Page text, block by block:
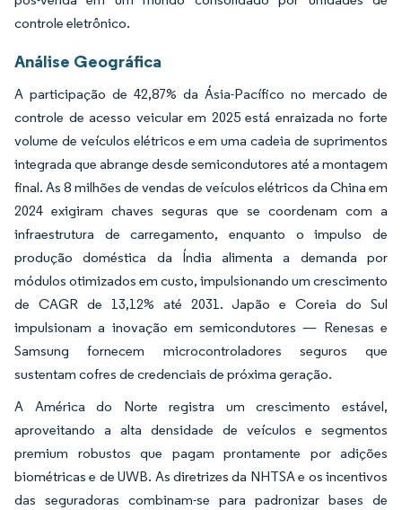
controle eletrônico.
Análise Geográfica
A participação de 42,87% da Ásia-Pacífico no mercado de
controle de acesso veicular em 2025 está enraizada no forte
volume de veículos elétricos e em uma cadeia de suprimentos
integrada que abrange desde semicondutores até a montagem
final. As 8 milhões de vendas de veículos elétricos da China em
2024 exigiram chaves seguras que se coordenam com a
infraestrutura de carregamento, enquanto o impulso de
produção doméstica da Índia alimenta a demanda por
módulos otimizados em custo, impulsionando um crescimento
de CAGR de 13,12% até 2031. Japão e Coreia do Sul
impulsionam a inovação em semicondutores — Renesas e
Samsung fornecem microcontroladores seguros que
sustentam cofres de credenciais de próxima geração.
A América do Norte registra um crescimento estável,
aproveitando a alta densidade de veículos e segmentos
premium robustos que pagam prontamente por adições
biométricas e de UWB. As diretrizes da NHTSA e os incentivos
das seguradoras combinam-se para padronizar bases de